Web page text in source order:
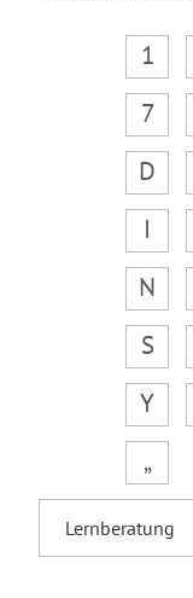
1
7
D
I
N
S
Y
„